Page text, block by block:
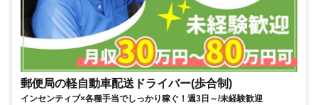
郵便局の軽自動車配送ドライバー(歩合制)
インセンティブ×各種手当でしっかり稼ぐ！週3日～/未経験歓迎